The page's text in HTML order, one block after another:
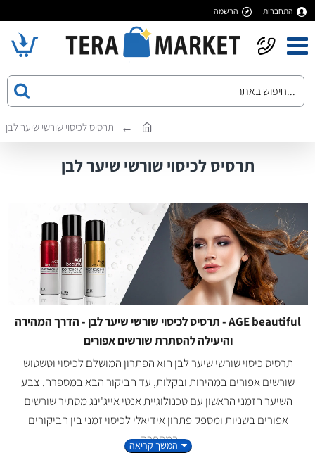
התחברות הרשמה
תרסיס לכיסוי שורשי שיער לבן
תרסיס לכיסוי שורשי שיער לבן
AGE beautiful - תרסיס לכיסוי שורשי שיער לבן - הדרך המהירה
והיעילה להסתרת שורשים אפורים
תרסיס כיסוי שורשי שיער לבן הוא הפתרון המושלם לכיסוי וטשטוש
שורשים אפורים במהירות ובקלות, עד הביקור הבא במספרה. צבע
השיער הזמני הראשון עם טכנולוגיית אנטי אייג'ינג מסתיר שורשים
אפורים בשניות ומספק פתרון אידיאלי לכיסוי זמני בין הביקורים
במספרה.